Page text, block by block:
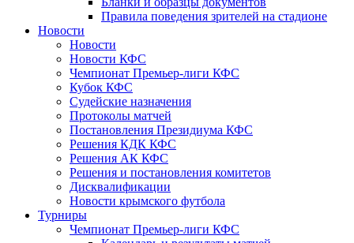
Правила поведения зрителей на стадионе
Новости
Новости
Новости КФС
Чемпионат Премьер-лиги КФС
Кубок КФС
Судейские назначения
Протоколы матчей
Постановления Президиума КФС
Решения КДК КФС
Решения АК КФС
Решения и постановления комитетов
Дисквалификации
Новости крымского футбола
Турниры
Чемпионат Премьер-лиги КФС